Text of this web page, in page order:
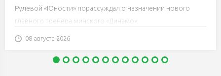
работы, он понимает, что будет делать
Рулевой «Юности» порассуждал о назначении нового
главного тренера минского «Динамо».
08 августа 2026